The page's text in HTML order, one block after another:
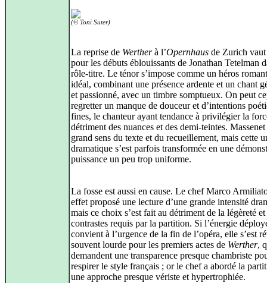
(© Toni Suter)
La reprise de Wertherà l’Opernhaus de Zurich
pour les débuts éblouissants de Jonathan Tetelman
rôle‑titre. Le ténor s’impose comme un héros
idéal, combinant une présence ardente et un chant
et passionné, avec un timbre somptueux. On peut
regretter un manque de douceur et d’intentions
fines, le chanteur ayant tendance à privilégier la
détriment des nuances et des demi‑teintes.
grand sens du texte et du recueillement, mais cette
dramatique s’est parfois transformée en une
puissance un peu trop uniforme.
La fosse est aussi en cause. Le chef Marco
effet proposé une lecture d’une grande intensité
mais ce choix s’est fait au détriment de la légèreté et
contrastes requis par la partition. Si l’énergie
convient à l’urgence de la fin de l’opéra, elle s’est
souvent lourde pour les premiers actes de Werther,
demandent une transparence presque chambriste
respirer le style français ; or le chef a abordé la
une approche presque vériste et hypertrophiée.